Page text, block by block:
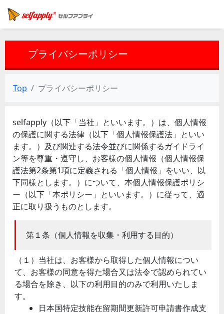
プライバシーポリシー
Top プライバシーポリシー
selfapply（以下「当社」といいます。）は、個人情報
の保護に関する法律（以下「個人情報保護法」といい
ます。）及び関連する法令並びに関係するガイドライ
ン等を尊重・遵守し、お客様の個人情報（個人情報保
護法第2条第1項に定義される「個人情報」をいい、以
下同様とします。）について、本個人情報保護ポリシ
ー（以下「本ポリシー」といいます。）に従って、適
正に取り扱うものとします。
第１条（個人情報を収集・利用する目的）
（１）当社は、お客様から取得した個人情報につい
て、お客様の同意を得た場合又は法令で認められてい
る場合を除き、以下の利用目的のみで利用いたしま
す。
日本国特定技能在留期間更新許可申請書作成支